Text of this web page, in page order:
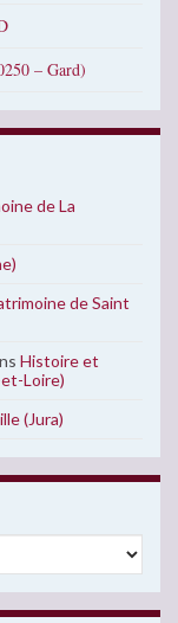
– Gard)
de La
de Saint
Histoire et
Loire)
(Jura)